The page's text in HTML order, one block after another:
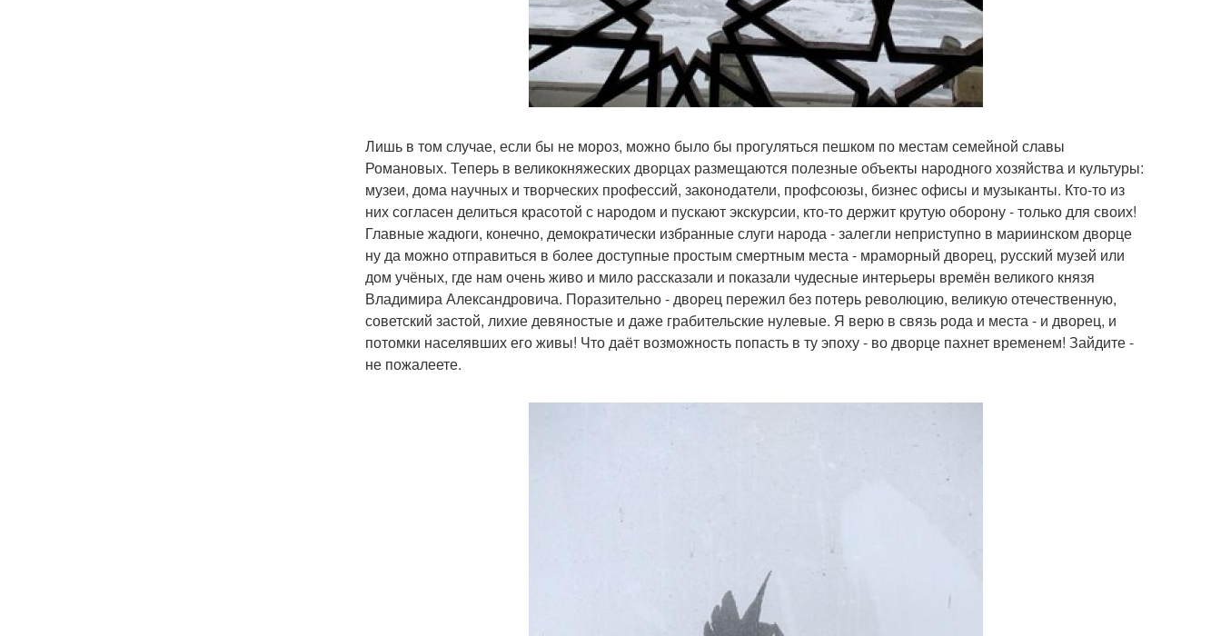
Лишь в том случае, если бы не мороз, можно было бы прогуляться пешком по местам семейной славы
Романовых. Теперь в великокняжеских дворцах размещаются полезные объекты народного хозяйства и культуры:
музеи, дома научных и творческих профессий, законодатели, профсоюзы, бизнес офисы и музыканты. Кто-то из
них согласен делиться красотой с народом и пускают экскурсии, кто-то держит крутую оборону - только для своих!
Главные жадюги, конечно, демократически избранные слуги народа - залегли неприступно в мариинском дворце
ну да можно отправиться в более доступные простым смертным места - мраморный дворец, русский музей или
дом учёных, где нам очень живо и мило рассказали и показали чудесные интерьеры времён великого князя
Владимира Александровича. Поразительно - дворец пережил без потерь революцию, великую отечественную,
советский застой, лихие девяностые и даже грабительские нулевые. Я верю в связь рода и места - и дворец, и
потомки населявших его живы! Что даёт возможность попасть в ту эпоху - во дворце пахнет временем! Зайдите -
не пожалеете.